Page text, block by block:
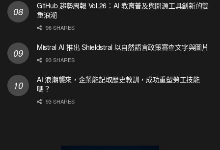
GitHub 趨勢周報 Vol.26：AI 教育普及與開源工具創新的雙
重浪潮
96 SHARES
Mistral AI 推出 Shieldstral 以自然語言政策審查文字與圖片
93 SHARES
AI 浪潮襲來，企業能記取歷史教訓，成功重塑勞工技能
嗎？
93 SHARES